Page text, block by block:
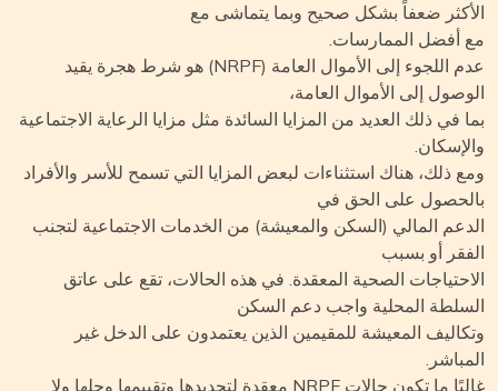
ضعفاً بشكل صحيح وبما يتماشى مع
أفضل الممارسات.
عدم اللجوء إلى الأموال العامة (NRPF) هو شرط هجرة يقيد
إلى الأموال العامة،
في ذلك العديد من المزايا السائدة مثل مزايا الرعاية الاجتماعية
ذلك، هناك استثناءات لبعض المزايا التي تسمح للأسر والأفراد
على الحق في
المالي (السكن والمعيشة) من الخدمات الاجتماعية لتجنب
أو بسبب
الصحية المعقدة. في هذه الحالات، تقع على عاتق
المحلية واجب دعم السكن
المعيشة للمقيمين الذين يعتمدون على الدخل غير
غالبًا ما تكون حالات NRPF معقدة لتحديدها وتقييمها وحلها ولا